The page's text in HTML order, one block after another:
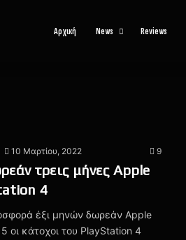
Αρχική News Reviews
10 Μαρτίου, 2022 9
τρεις μήνες Apple
4
έξι μηνών δωρεάν Apple
οι κάτοχοι του PlayStation 4